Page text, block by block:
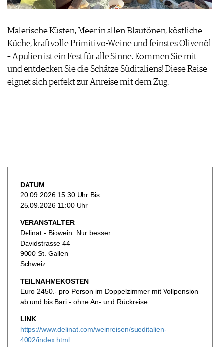
ABO
VORTEILSWELT
BÜCHER
WEINSZENE
VINOPHILES
ARCHIV
ANMELDEN
AWARDS
GEWINNSPIELE
VORTEILSWELT
TRINKREIFETABELLE
WERBUNG
IMPRESSUM
AGB & DATENSCHUTZ
Malerische Küsten, Meer in allen Blautönen, köstliche
Küche, kraftvolle Primitivo-Weine und feinstes Olivenöl
– Apulien ist ein Fest für alle Sinne. Kommen Sie mit
und entdecken Sie die Schätze Süditaliens! Diese Reise
eignet sich perfekt zur Anreise mit dem Zug.
DATUM
20.09.2026 15:30 Uhr Bis
25.09.2026 11:00 Uhr
VERANSTALTER
Delinat - Biowein. Nur besser.
Davidstrasse 44
9000 St. Gallen
Schweiz
TEILNAHMEKOSTEN
Euro 2450.- pro Person im Doppelzimmer mit Vollpension
ab und bis Bari - ohne An- und Rückreise
LINK
https://www.delinat.com/weinreisen/sueditalien-
4002/index.html